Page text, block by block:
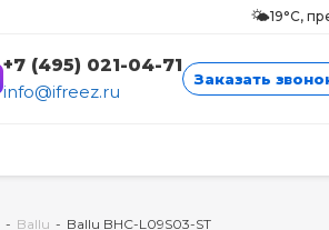
🌤️19°C,
+7 (495) 021-04-71
info@ifreez.ru
Заказать
- Ballu - Ballu BHC-L09S03-ST